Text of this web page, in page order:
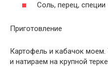
Соль, перец, специи
Приготовление
Картофель и кабачок моем.
и натираем на крупной